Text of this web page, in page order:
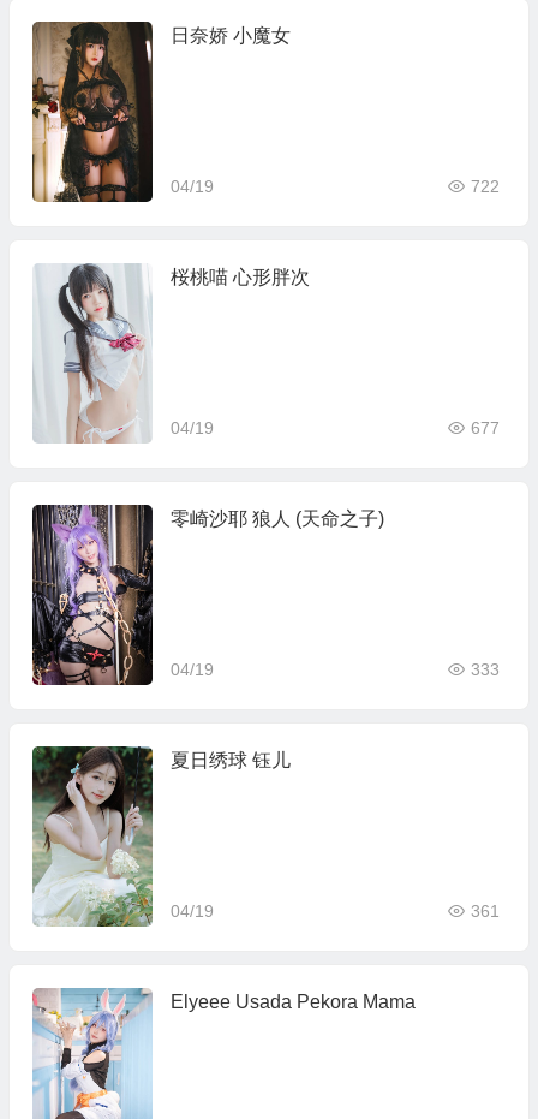
日奈娇 小魔女
04/19 722
桜桃喵 心形胖次
04/19 677
零崎沙耶 狼人 (天命之子)
04/19 333
夏日绣球 钰儿
04/19 361
Elyeee Usada Pekora Mama